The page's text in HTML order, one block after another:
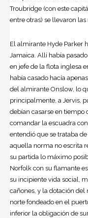
Troubridge (con este
entre otras) se llevaron
El almirante Hyde Parker
Jamaica. Allí había
en jefe de la flota inglesa
había casado hacía
del almirante Onslow, lo
principalmente, a Jervis,
debían casarse en tiempo
comandar la escuadra
entendió que se trataba
aquella norma no escrita
su partida lo máximo
Norfolk con su flamante
su incipiente vida social,
cañones, y la dotación
norte fondeado en el
inferior la obligación de